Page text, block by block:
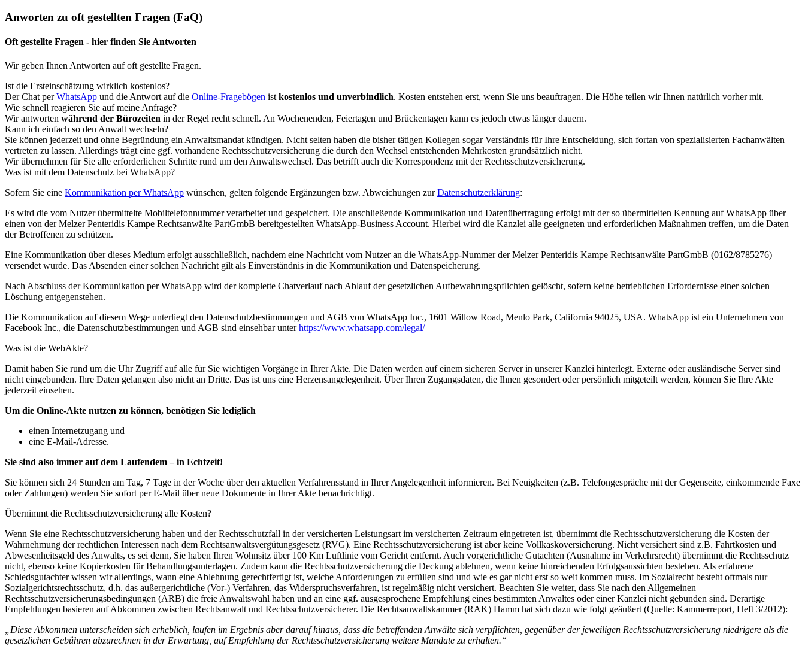
Anworten zu oft gestellten Fragen (FaQ)
Oft gestellte Fragen - hier finden Sie Antworten
Wir geben Ihnen Antworten auf oft gestellte Fragen.
Ist die Ersteinschätzung wirklich kostenlos?
Der Chat perWhatsApp und die Antwort auf die Online-Fragebögen ist kostenlos und unverbindlich. Kosten entstehen erst, wenn Sie uns beauftragen. Die Höhe teilen wir Ihnen natürlich vorher mit.
Wie schnell reagieren Sie auf meine Anfrage?
Wir antworten während der Bürozeiten in der Regel recht schnell. An Wochenenden, Feiertagen und Brückentagen kann es jedoch etwas länger dauern.
Kann ich einfach so den Anwalt wechseln?
Sie können jederzeit und ohne Begründung ein Anwaltsmandat kündigen. Nicht selten haben die bisher tätigen Kollegen sogar Verständnis für Ihre Entscheidung, sich fortan von spezialisierten Fachanwälten
vertreten zu lassen. Allerdings trägt eine ggf. vorhandene Rechtsschutzversicherung die durch den Wechsel entstehenden Mehrkosten grundsätzlich nicht.
Wir übernehmen für Sie alle erforderlichen Schritte rund um den Anwaltswechsel. Das betrifft auch die Korrespondenz mit der Rechtsschutzversicherung.
Was ist mit dem Datenschutz bei WhatsApp?
Sofern Sie eine Kommunikation per WhatsApp wünschen, gelten folgende Ergänzungen bzw. Abweichungen zurDatenschutzerklärung:
Es wird die vom Nutzer übermittelte Mobiltelefonnummer verarbeitet und gespeichert. Die anschließende Kommunikation und Datenübertragung erfolgt mit der so übermittelten Kennung auf WhatsApp über
einen von der Melzer Penteridis Kampe Rechtsanwälte PartGmbB bereitgestellten WhatsApp-Business Account. Hierbei wird die Kanzlei alle geeigneten und erforderlichen Maßnahmen treffen, um die Daten
der Betroffenen zu schützen.
Eine Kommunikation über dieses Medium erfolgt ausschließlich, nachdem eine Nachricht vom Nutzer an die WhatsApp-Nummer der Melzer Penteridis Kampe Rechtsanwälte PartGmbB (0162/8785276)
versendet wurde. Das Absenden einer solchen Nachricht gilt als Einverständnis in die Kommunikation und Datenspeicherung.
Nach Abschluss der Kommunikation per WhatsApp wird der komplette Chatverlauf nach Ablauf der gesetzlichen Aufbewahrungspflichten gelöscht, sofern keine betrieblichen Erfordernisse einer solchen
Löschung entgegenstehen.
Die Kommunikation auf diesem Wege unterliegt den Datenschutzbestimmungen und AGB von WhatsApp Inc., 1601 Willow Road, Menlo Park, California 94025, USA. WhatsApp ist ein Unternehmen von
Facebook Inc., die Datenschutzbestimmungen und AGB sind einsehbar unterhttps://www.whatsapp.com/legal/
Was ist die WebAkte?
Damit haben Sie rund um die Uhr Zugriff auf alle für Sie wichtigen Vorgänge in Ihrer Akte. Die Daten werden auf einem sicheren Server in unserer Kanzlei hinterlegt. Externe oder ausländische Server sind
nicht eingebunden. Ihre Daten gelangen also nicht an Dritte. Das ist uns eine Herzensangelegenheit. Über Ihren Zugangsdaten, die Ihnen gesondert oder persönlich mitgeteilt werden, können Sie Ihre Akte
jederzeit einsehen.
Um die Online-Akte nutzen zu können, benötigen Sie lediglich
einen Internetzugang und
eine E-Mail-Adresse.
Sie sind also immer auf dem Laufendem – in Echtzeit!
Sie können sich 24 Stunden am Tag, 7 Tage in der Woche über den aktuellen Verfahrensstand in Ihrer Angelegenheit informieren. Bei Neuigkeiten (z.B. Telefongespräche mit der Gegenseite, einkommende Faxe
oder Zahlungen) werden Sie sofort per E-Mail über neue Dokumente in Ihrer Akte benachrichtigt.
Übernimmt die Rechtsschutzversicherung alle Kosten?
Wenn Sie eine Rechtsschutzversicherung haben und der Rechtsschutzfall in der versicherten Leistungsart im versicherten Zeitraum eingetreten ist, übernimmt die Rechtsschutzversicherung die Kosten der
Wahrnehmung der rechtlichen Interessen nach dem Rechtsanwaltsvergütungsgesetz (RVG). Eine Rechtsschutzversicherung ist aber keine Vollkaskoversicherung. Nicht versichert sind z.B. Fahrtkosten und
Abwesenheitsgeld des Anwalts, es sei denn, Sie haben Ihren Wohnsitz über 100 Km Luftlinie vom Gericht entfernt. Auch vorgerichtliche Gutachten (Ausnahme im Verkehrsrecht) übernimmt die Rechtsschutz
nicht, ebenso keine Kopierkosten für Behandlungsunterlagen. Zudem kann die Rechtsschutzversicherung die Deckung ablehnen, wenn keine hinreichenden Erfolgsaussichten bestehen. Als erfahrene
Schiedsgutachter wissen wir allerdings, wann eine Ablehnung gerechtfertigt ist, welche Anforderungen zu erfüllen sind und wie es gar nicht erst so weit kommen muss. Im Sozialrecht besteht oftmals nur
Sozialgerichtsrechtsschutz, d.h. das außergerichtliche (Vor-) Verfahren, das Widerspruchsverfahren, ist regelmäßig nicht versichert. Beachten Sie weiter, dass Sie nach den Allgemeinen
Rechtsschutzversicherungsbedingungen (ARB) die freie Anwaltswahl haben und an eine ggf. ausgesprochene Empfehlung eines bestimmten Anwaltes oder einer Kanzlei nicht gebunden sind. Derartige
Empfehlungen basieren auf Abkommen zwischen Rechtsanwalt und Rechtsschutzversicherer. Die Rechtsanwaltskammer (RAK) Hamm hat sich dazu wie folgt geäußert (Quelle: Kammerreport, Heft 3/2012):
„Diese Abkommen unterscheiden sich erheblich, laufen im Ergebnis aber darauf hinaus, dass die betreffenden Anwälte sich verpflichten, gegenüber der jeweiligen Rechtsschutzversicherung niedrigere als die
gesetzlichen Gebühren abzurechnen in der Erwartung, auf Empfehlung der Rechtsschutzversicherung weitere Mandate zu erhalten.“